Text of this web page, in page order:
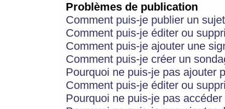
Problèmes de publication
Comment puis-je publier un
Comment puis-je éditer ou
Comment puis-je ajouter une
Comment puis-je créer un
Pourquoi ne puis-je pas ajouter
Comment puis-je éditer ou
Pourquoi ne puis-je pas